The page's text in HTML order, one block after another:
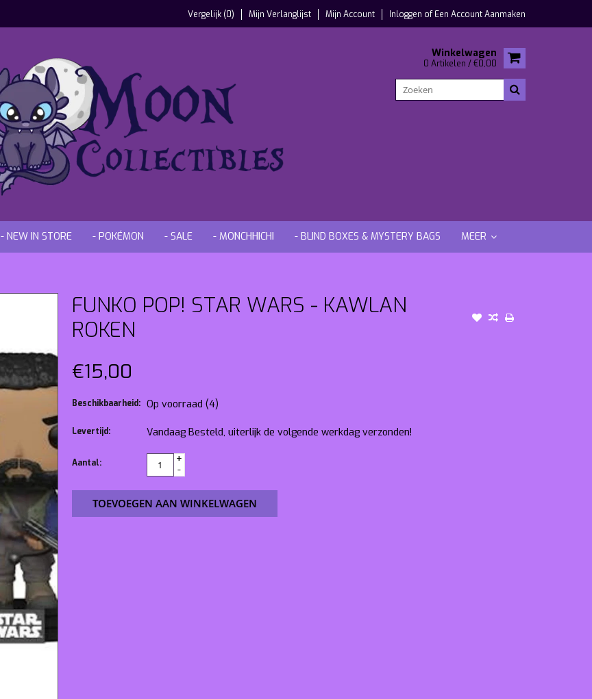
Vergelijk (0) Mijn Verlanglijst Mijn Account Inloggen ofEen Account Aanmaken
Winkelwagen
0 Artikelen / €0,00
- NEW IN STORE - POKÉMON - SALE - MONCHHICHI - BLIND BOXES & MYSTERY BAGS MEER
FUNKO POP! STAR WARS - KAWLAN
ROKEN
€15,00
Beschikbaarheid: Op voorraad (4)
Levertijd: Vandaag Besteld, uiterlijk de volgende werkdag verzonden!
Aantal:
+
-
TOEVOEGEN AAN WINKELWAGEN